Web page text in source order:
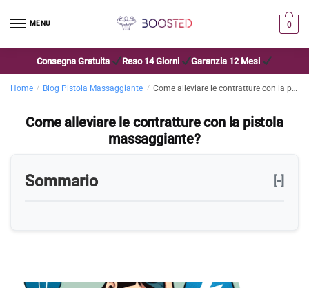
MENU 0
Consegna Gratuita Reso 14 Giorni Garanzia 12 Mesi
Home / Blog Pistola Massaggiante / Come alleviare le contratture con la pistola massaggiante?
Come alleviare le contratture con la pistola
massaggiante?
Sommario [-]